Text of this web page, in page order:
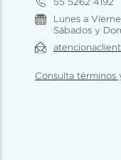
Lunes a
Sábados y
Consulta términos